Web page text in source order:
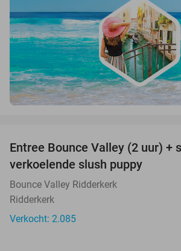
Entree Bounce Valley (2 uur) +
verkoelende slush puppy
Bounce Valley Ridderkerk
Ridderkerk
Verkocht: 2.085